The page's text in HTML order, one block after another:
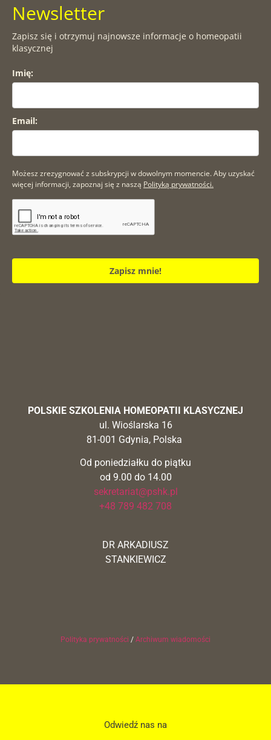
Newsletter
Zapisz się i otrzymuj najnowsze informacje o homeopatii
klasycznej
Imię:
Email:
Możesz zrezygnować z subskrypcji w dowolnym momencie. Aby uzyskać
więcej informacji, zapoznaj się z naszą Polityką prywatności.
Zapisz mnie!
POLSKIE SZKOLENIA HOMEOPATII KLASYCZNEJ
ul. Wioślarska 16
81-001 Gdynia, Polska
Od poniedziałku do piątku
od 9.00 do 14.00
sekretariat@pshk.pl
+48 789 482 708
DR ARKADIUSZ
STANKIEWICZ
Polityka prywatności / Archiwum wiadomości
Odwiedź nas na